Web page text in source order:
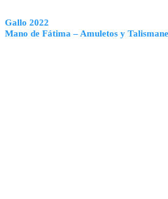
Gallo 2022
Mano de Fátima – Amuletos y